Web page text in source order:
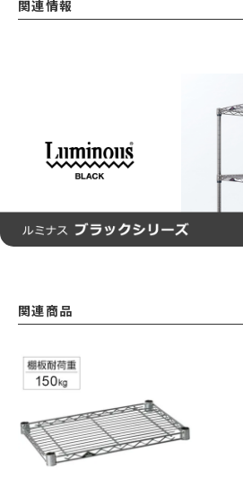
関連情報
関連商品